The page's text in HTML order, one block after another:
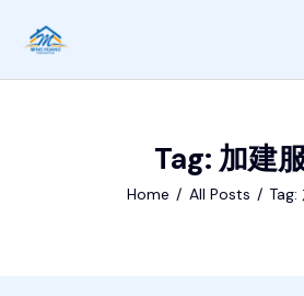
Tag: 加建
Home All Posts Tag: